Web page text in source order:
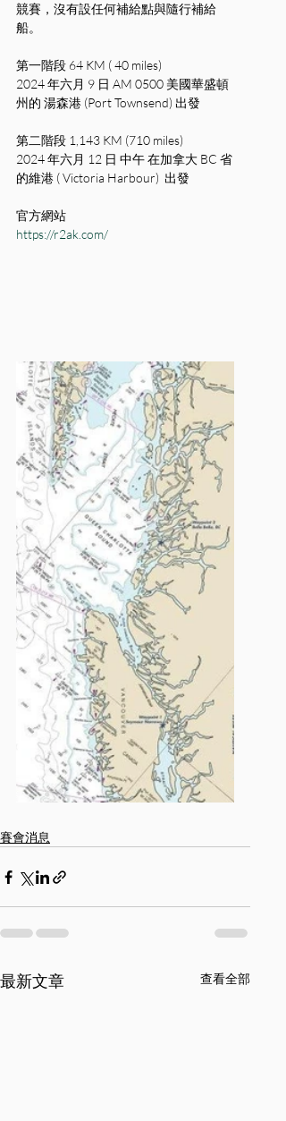
競賽，沒有設任何補給點與隨行補給
船。
第一階段 64 KM ( 40 miles)
2024 年六月 9 日 AM 0500 美國華盛頓
州的 湯森港 (Port Townsend) 出發
第二階段 1,143 KM (710 miles)
2024 年六月 12 日 中午 在加拿大 BC 省
的維港 ( Victoria Harbour)  出發
官方網站
https://r2ak.com/
賽會消息
最新文章 查看全部